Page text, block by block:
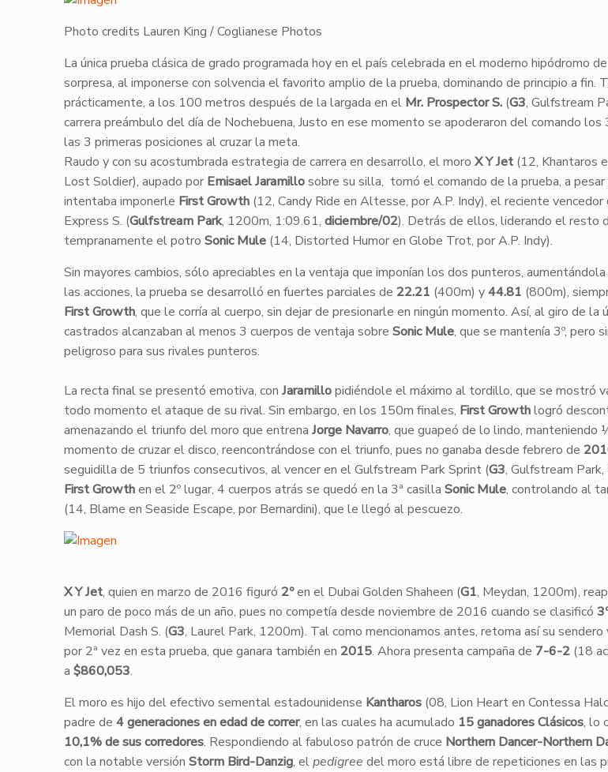
Photo credits Lauren King / Coglianese Photos
La única prueba clásica de grado programada hoy en el país celebrada en el moderno hipódromo de
sorpresa, al imponerse con solvencia el favorito amplio de la prueba, dominando de principio a fin.
prácticamente, a los 100 metros después de la largada en el Mr. Prospector S.(G3, Gulfstream
carrera preámbulo del día de Nochebuena, Justo en ese momento se apoderaron del comando los
las 3 primeras posiciones al cruzar la meta.
​Raudo y con su acostumbrada estrategia de carrera en desarrollo, el moro X Y Jet(12, Khantaros
Lost Soldier), aupado por Emisael Jaramillosobre su silla, tomó el comando de la prueba, a pesar
intentaba imponerle First Growth(12, Candy Ride en Altesse, por A.P. Indy), el reciente vencedor
Express S. (Gulfstream Park, 1200m, 1:09.61, diciembre/02). Detrás de ellos, liderando el resto
tempranamente el potro Sonic Mule(14, Distorted Humor en Globe Trot, por A.P. Indy).
Sin mayores cambios, sólo apreciables en la ventaja que imponían los dos punteros,
las acciones, la prueba se desarrolló en fuertes parciales de 22.21 (400m) y44.81 (800m),
First Growth, que le corría al cuerpo, sin dejar de presionarle en ningún momento. Así, al giro de la
castrados alcanzaban al menos 3 cuerpos de ventaja sobre Sonic Mule, que se mantenía 3º, pero
peligroso para sus rivales punteros.
La recta final se presentó emotiva, con Jaramillopidiéndole el máximo al tordillo, que se mostró
todo momento el ataque de su rival. Sin embargo, en los 150m finales, First Growthlogró
amenazando el triunfo del moro que entrena Jorge Navarro, que guapeó de lo lindo, manteniendo
momento de cruzar el disco, reencontrándose con el triunfo, pues no ganaba desde febrero de
seguidilla de 5 triunfos consecutivos, al vencer en el Gulfstream Park Sprint (G3, Gulfstream
First Growthen el 2º lugar, 4 cuerpos atrás se quedó en la 3ª casilla Sonic Mule, controlando al
(14, Blame en Seaside Escape, por Bernardini), que le llegó al pescuezo.
X Y Jet, quien en marzo de 2016 figuró 2ºen el Dubai Golden Shaheen (G1, Meydan, 1200m),
un paro de poco más de un año, pues no competía desde noviembre de 2016 cuando se clasificó
Memorial Dash S. (G3, Laurel Park, 1200m). Tal como mencionamos antes, retoma así su
por 2ª vez en esta prueba, que ganara también en 2015. Ahora presenta campaña de 7-6-2(18
a $860,053.
El moro es hijo del efectivo semental estadounidense Kantharos(08, Lion Heart en Contessa
padre de 4 generaciones en edad de correr, en las cuales ha acumulado 15 ganadores Clásicos, lo
10,1% de sus corredores. Respondiendo al fabuloso patrón de cruce Northern Dancer-Northern
con la notable versión Storm Bird-Danzig, elpedigree del moro está libre de repeticiones en las